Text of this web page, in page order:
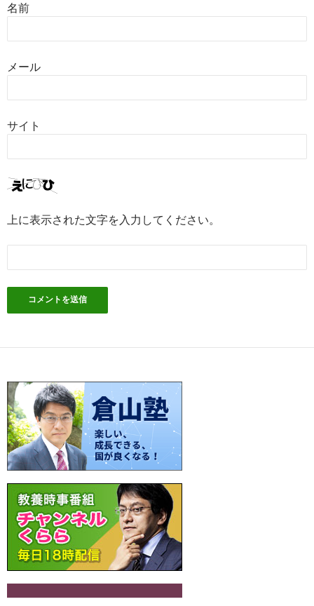
名前
メール
サイト
上に表示された文字を入力してください。